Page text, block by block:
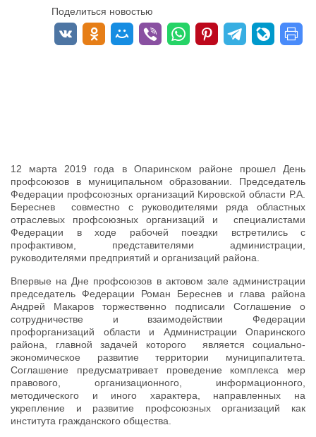
Поделиться новостью
12 марта 2019 года в Опаринском районе прошел День
профсоюзов в муниципальном образовании. Председатель
Федерации профсоюзных организаций Кировской области Р.А.
Береснев совместно с руководителями ряда областных
отраслевых профсоюзных организаций и специалистами
Федерации в ходе рабочей поездки встретились с
профактивом, представителями администрации,
руководителями предприятий и организаций района.
Впервые на Дне профсоюзов в актовом зале администрации
председатель Федерации Роман Береснев и глава района
Андрей Макаров торжественно подписали Соглашение о
сотрудничестве и взаимодействии Федерации
профорганизаций области и Администрации Опаринского
района, главной задачей которого является социально-
экономическое развитие территории муниципалитета.
Соглашение предусматривает проведение комплекса мер
правового, организационного, информационного,
методического и иного характера, направленных на
укрепление и развитие профсоюзных организаций как
института гражданского общества.